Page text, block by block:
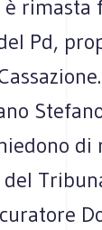
rimasta
Pd,